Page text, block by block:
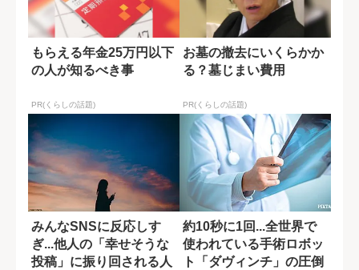
もらえる年金25万円以下
の人が知るべき事
PR(くらしの話題)
お墓の撤去にいくらかか
る？墓じまい費用
PR(くらしの話題)
みんなSNSに反応しす
ぎ...他人の「幸せそうな
投稿」に振り回される人
約10秒に1回...全世界で
使われている手術ロボッ
ト「ダヴィンチ」の圧倒